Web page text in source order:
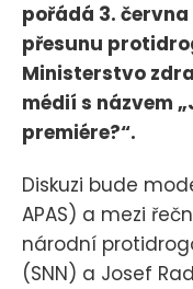
pořádá 3.
přesunu
Ministerstvo
médií s názvem
premiére?“.
Diskuzi bude
APAS) a mezi
národní
(SNN) a Josef